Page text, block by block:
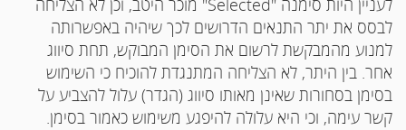
לעניין היות סימנה "Selected" מוכר היטב, וכן לא הצליחה
לבסס את יתר התנאים הדרושים לכך שיהיה באפשרותה
למנוע מהמבקשת לרשום את הסימן המבוקש, תחת סיווג
אחר. בין היתר, לא הצליחה המתנגדת להוכיח כי השימוש
בסימן בסחורות שאינן מאותו סיווג (הגדר) עלול להצביע על
קשר עימה, וכי היא עלולה להיפגע משימוש כאמור בסימן.